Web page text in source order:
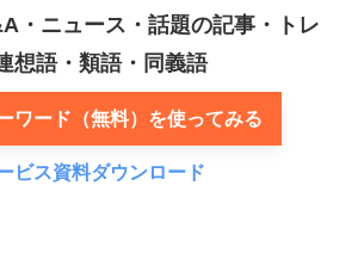
・ニュース・話題の記事・トレ
想語・類語・同義語
ワード（無料）を使ってみる
ビス資料ダウンロード